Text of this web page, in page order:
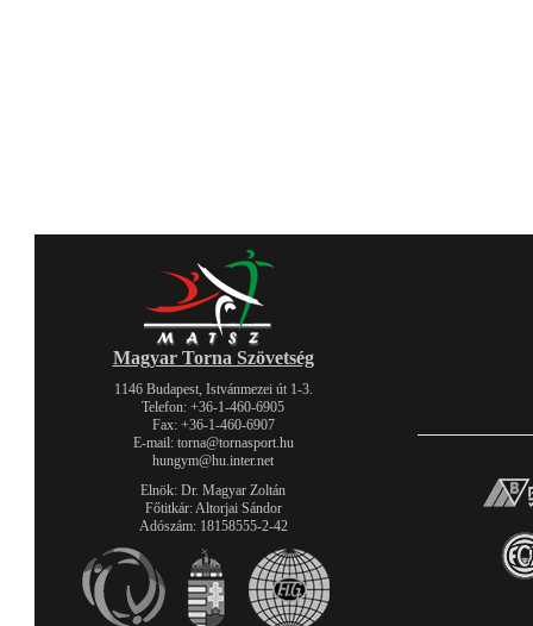
Magyar Torna Szövetség
1146 Budapest, Istvánmezei út 1-3.
Telefon: +36-1-460-6905
Fax: +36-1-460-6907
E-mail: torna@tornasport.hu
hungym@hu.inter.net
Elnök: Dr. Magyar Zoltán
Főtitkár: Altorjai Sándor
Adószám: 18158555-2-42